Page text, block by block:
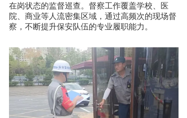
在岗状态的监督巡查。督察工作覆盖学校、医
院、商业等人流密集区域，通过高频次的现场督
察，不断提升保安队伍的专业履职能力。